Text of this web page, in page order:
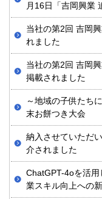
月16日「吉岡興業
当社の第2回 吉岡
れました
当社の第2回 吉岡
掲載されました
～地域の子供たち
末お餅つき大会
納入させていただ
介されました
ChatGPT-4oを活
業スキル向上への